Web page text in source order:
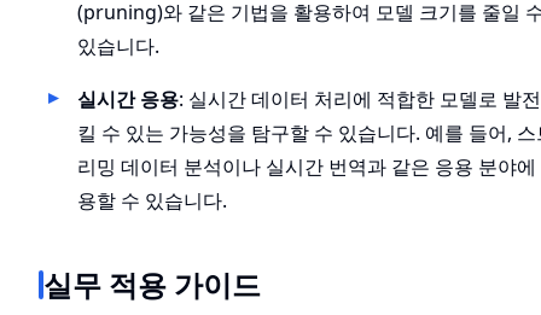
(pruning)와 같은 기법을 활용하여 모델 크기를 줄일
있습니다.
실시간 응용: 실시간 데이터 처리에 적합한 모델로 발
킬 수 있는 가능성을 탐구할 수 있습니다. 예를 들어,
리밍 데이터 분석이나 실시간 번역과 같은 응용 분야에
용할 수 있습니다.
실무 적용 가이드